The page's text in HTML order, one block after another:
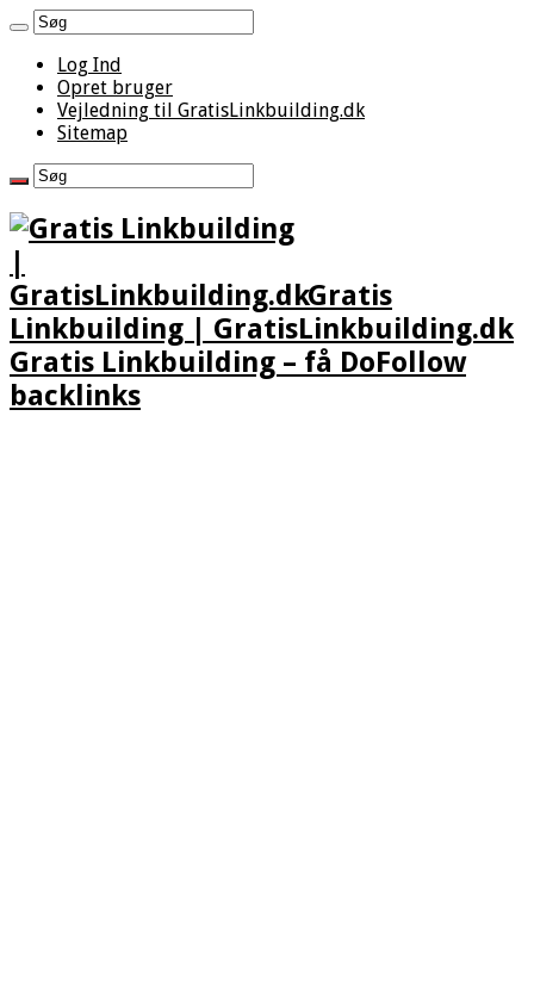
Log Ind
Opret bruger
Vejledning til GratisLinkbuilding.dk
Sitemap
Gratis
Linkbuilding | GratisLinkbuilding.dk
Gratis Linkbuilding – få DoFollow
backlinks